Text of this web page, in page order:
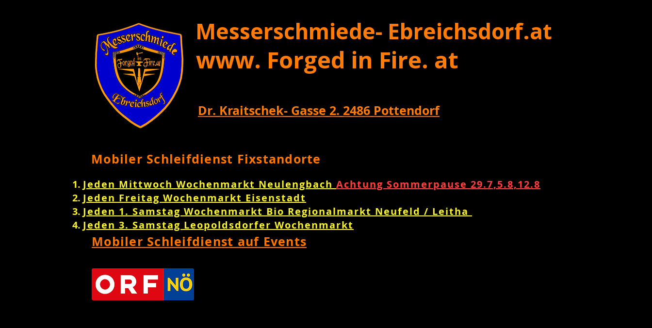
Messerschmiede- Ebreichsdorf.at
www. Forged in Fire. at
Dr. Kraitschek- Gasse 2. 2486 Pottendorf
Mobiler Schleifdienst Fixstandorte
Jeden Mittwoch Wochenmarkt Neulengbach Achtung Sommerpause 29.7,5.8,12.8
Jeden Freitag Wochenmarkt Eisenstadt
Jeden 1. Samstag Wochenmarkt Bio Regionalmarkt Neufeld / Leitha
Jeden 3. Samstag Leopoldsdorfer Wochenmarkt
Mobiler Schleifdienst auf Events